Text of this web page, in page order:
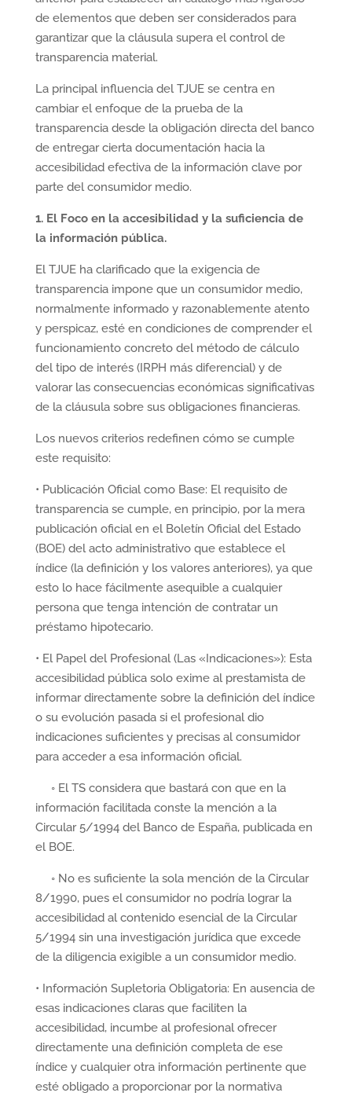
de elementos que deben ser considerados para
garantizar que la cláusula supera el control de
transparencia material.
La principal influencia del TJUE se centra en
cambiar el enfoque de la prueba de la
transparencia desde la obligación directa del banco
de entregar cierta documentación hacia la
accesibilidad efectiva de la información clave por
parte del consumidor medio.
1. El Foco en la accesibilidad y la suficiencia de
la información pública.
El TJUE ha clarificado que la exigencia de
transparencia impone que un consumidor medio,
normalmente informado y razonablemente atento
y perspicaz, esté en condiciones de comprender el
funcionamiento concreto del método de cálculo
del tipo de interés (IRPH más diferencial) y de
valorar las consecuencias económicas significativas
de la cláusula sobre sus obligaciones financieras.
Los nuevos criterios redefinen cómo se cumple
este requisito:
• Publicación Oficial como Base: El requisito de
transparencia se cumple, en principio, por la mera
publicación oficial en el Boletín Oficial del Estado
(BOE) del acto administrativo que establece el
índice (la definición y los valores anteriores), ya que
esto lo hace fácilmente asequible a cualquier
persona que tenga intención de contratar un
préstamo hipotecario.
• El Papel del Profesional (Las «Indicaciones»): Esta
accesibilidad pública solo exime al prestamista de
informar directamente sobre la definición del índice
o su evolución pasada si el profesional dio
indicaciones suficientes y precisas al consumidor
para acceder a esa información oficial.
◦ El TS considera que bastará con que en la
información facilitada conste la mención a la
Circular 5/1994 del Banco de España, publicada en
el BOE.
◦ No es suficiente la sola mención de la Circular
8/1990, pues el consumidor no podría lograr la
accesibilidad al contenido esencial de la Circular
5/1994 sin una investigación jurídica que excede
de la diligencia exigible a un consumidor medio.
• Información Supletoria Obligatoria: En ausencia de
esas indicaciones claras que faciliten la
accesibilidad, incumbe al profesional ofrecer
directamente una definición completa de ese
índice y cualquier otra información pertinente que
esté obligado a proporcionar por la normativa